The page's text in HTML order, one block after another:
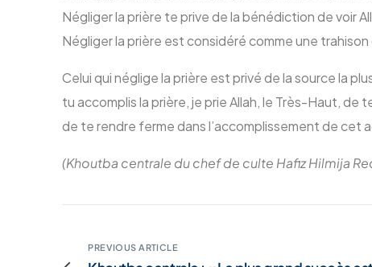
Négliger la prière te prive de la bénédiction de voir
Négliger la prière est considéré comme une
Celui qui néglige la prière est privé de la source la
tu accomplis la prière, je prie Allah, le Très-Haut,
de te rendre ferme dans l’accomplissement de cet
(Khoutba centrale du chef de culte Hafiz Hilmija
PREVIOUS ARTICLE